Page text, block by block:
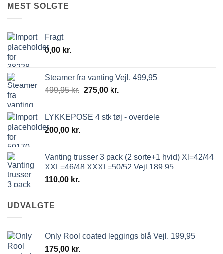
MEST SOLGTE
Fragt
0,00 kr.
Steamer fra vanting Vejl. 499,95
499,95kr. 275,00 kr.
LYKKEPOSE 4 stk tøj - overdele
200,00 kr.
Vanting trusser 3 pack (2 sorte+1 hvid) Xl=42/44
XXL=46/48 XXXL=50/52 Vejl 189,95
110,00 kr.
UDVALGTE
Only Rool coated leggings blå Vejl. 199,95
175,00 kr.